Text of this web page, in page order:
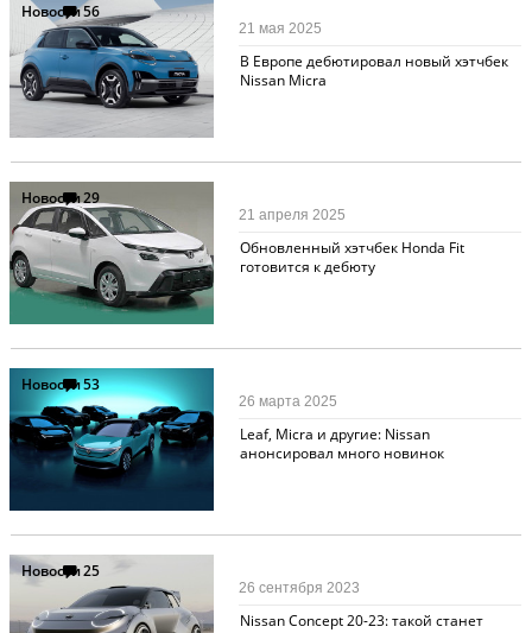
Новости56
В Европе дебютировал новый хэтчбек
Nissan Micra
21 мая 2025
Новости29
Обновленный хэтчбек Honda Fit
готовится к дебюту
21 апреля 2025
Новости53
Leaf, Micra и другие: Nissan
анонсировал много новинок
26 марта 2025
Новости25
Nissan Concept 20-23: такой станет
26 сентября 2023